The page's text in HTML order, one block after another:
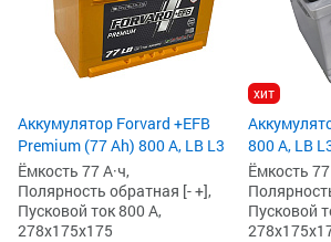
Аккумулятор Forvard +EFB
Premium (77 Ah) 800 А, LB L3
Ёмкость 77 А·ч,
Полярность обратная [- +],
Пусковой ток 800 А,
278x175x175
хит
800 А, LB
Ёмкость 77
Пусковой